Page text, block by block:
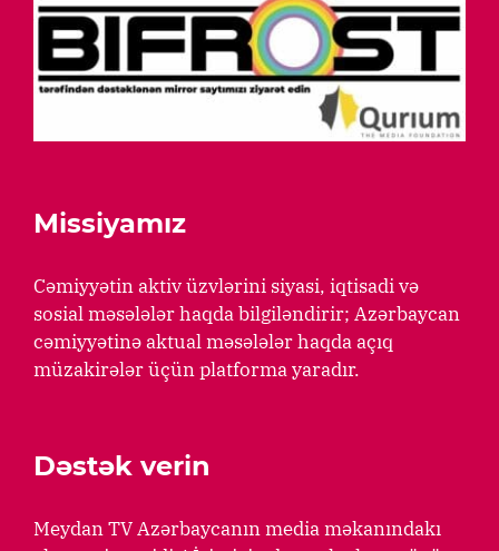
Missiyamız
Cəmiyyətin aktiv üzvlərini siyasi, iqtisadi və
sosial məsələlər haqda bilgiləndirir; Azərbaycan
cəmiyyətinə aktual məsələlər haqda açıq
müzakirələr üçün platforma yaradır.
Dəstək verin
Meydan TV Azərbaycanın media məkanındakı